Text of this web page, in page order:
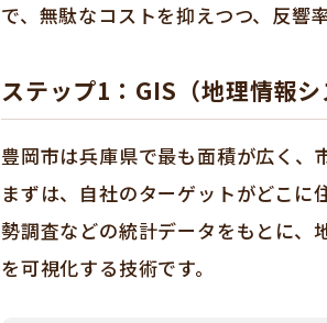
で、無駄なコストを抑えつつ、反響
ステップ1：GIS（地理情報
豊岡市は兵庫県で最も面積が広く、
まずは、自社のターゲットがどこに
勢調査などの統計データをもとに、
を可視化する技術です。